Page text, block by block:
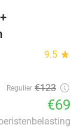
9.5 star
Regulier €123
€69